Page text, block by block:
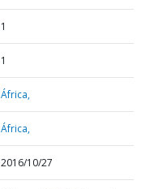
1
1
África,
África,
2016/10/27